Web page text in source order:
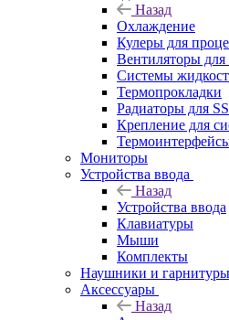
Назад
Охлаждение
Кулеры для
Вентиляторы для
Системы
Термопрокладки
Радиаторы для
Крепление для
Мониторы
Устройства ввода
Назад
Устройства ввода
Клавиатуры
Мыши
Комплекты
Наушники и гарнитуры
Аксессуары
Назад